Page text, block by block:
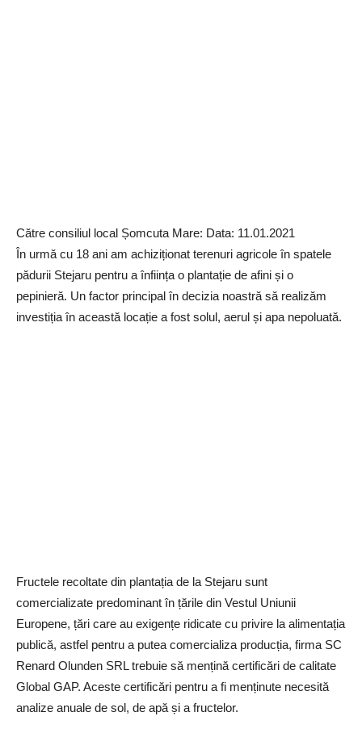
Către consiliul local Șomcuta Mare: Data: 11.01.2021
În urmă cu 18 ani am achiziționat terenuri agricole în spatele
pădurii Stejaru pentru a înființa o plantație de afini și o
pepinieră. Un factor principal în decizia noastră să realizăm
investiția în această locație a fost solul, aerul și apa nepoluată.
Fructele recoltate din plantația de la Stejaru sunt
comercializate predominant în țările din Vestul Uniunii
Europene, țări care au exigențe ridicate cu privire la alimentația
publică, astfel pentru a putea comercializa producția, firma SC
Renard Olunden SRL trebuie să mențină certificări de calitate
Global GAP. Aceste certificări pentru a fi menținute necesită
analize anuale de sol, de apă și a fructelor.